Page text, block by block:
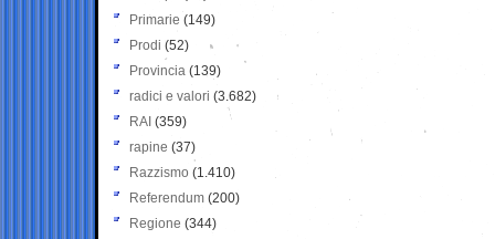
Primarie (149)
Prodi (52)
Provincia (139)
radici e valori (3.682)
RAI (359)
rapine (37)
Razzismo (1.410)
Referendum (200)
Regione (344)